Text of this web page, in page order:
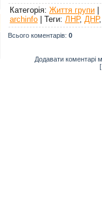
Категорія: Життя групи |
archinfo | Теги: ЛНР, ДНР
Всього коментарів: 0
Додавати коментарі